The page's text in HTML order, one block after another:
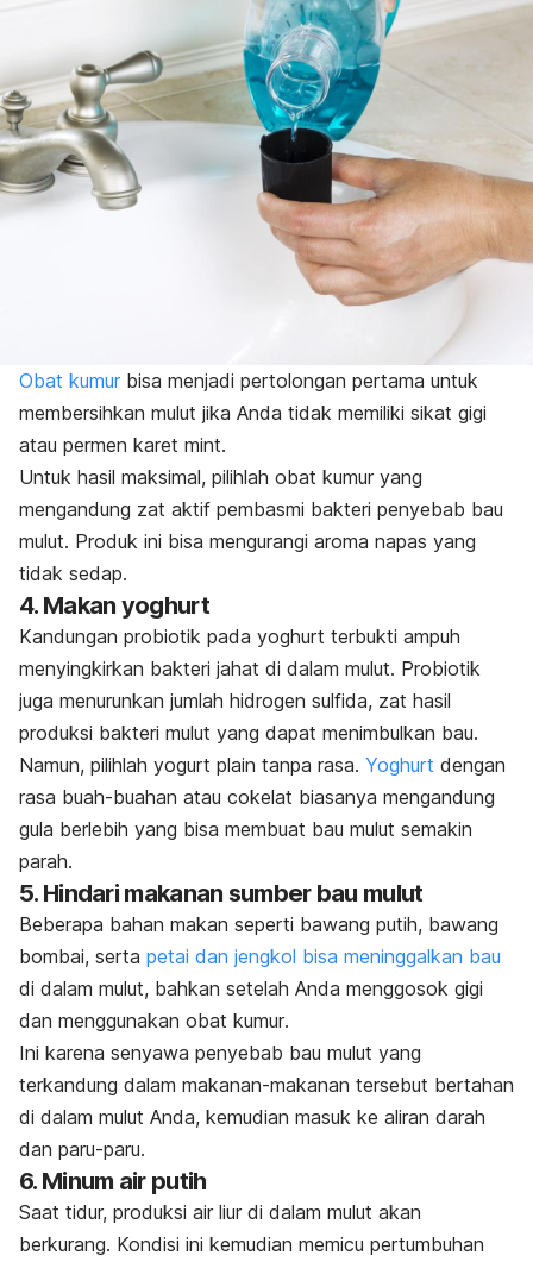
Obat kumur bisa menjadi pertolongan pertama untuk
membersihkan mulut jika Anda tidak memiliki sikat gigi
atau permen karet mint.
Untuk hasil maksimal, pilihlah obat kumur yang
mengandung zat aktif pembasmi bakteri penyebab bau
mulut. Produk ini bisa mengurangi aroma napas yang
tidak sedap.
4. Makan yoghurt
Kandungan probiotik pada yoghurt terbukti ampuh
menyingkirkan bakteri jahat di dalam mulut. Probiotik
juga menurunkan jumlah hidrogen sulfida, zat hasil
produksi bakteri mulut yang dapat menimbulkan bau.
Namun, pilihlah yogurt plain tanpa rasa. Yoghurt dengan
rasa buah-buahan atau cokelat biasanya mengandung
gula berlebih yang bisa membuat bau mulut semakin
parah.
5. Hindari makanan sumber bau mulut
Beberapa bahan makan seperti bawang putih, bawang
bombai, serta petai dan jengkol bisa meninggalkan bau
di dalam mulut, bahkan setelah Anda menggosok gigi
dan menggunakan obat kumur.
Ini karena senyawa penyebab bau mulut yang
terkandung dalam makanan-makanan tersebut bertahan
di dalam mulut Anda, kemudian masuk ke aliran darah
dan paru-paru.
6. Minum air putih
Saat tidur, produksi air liur di dalam mulut akan
berkurang. Kondisi ini kemudian memicu pertumbuhan